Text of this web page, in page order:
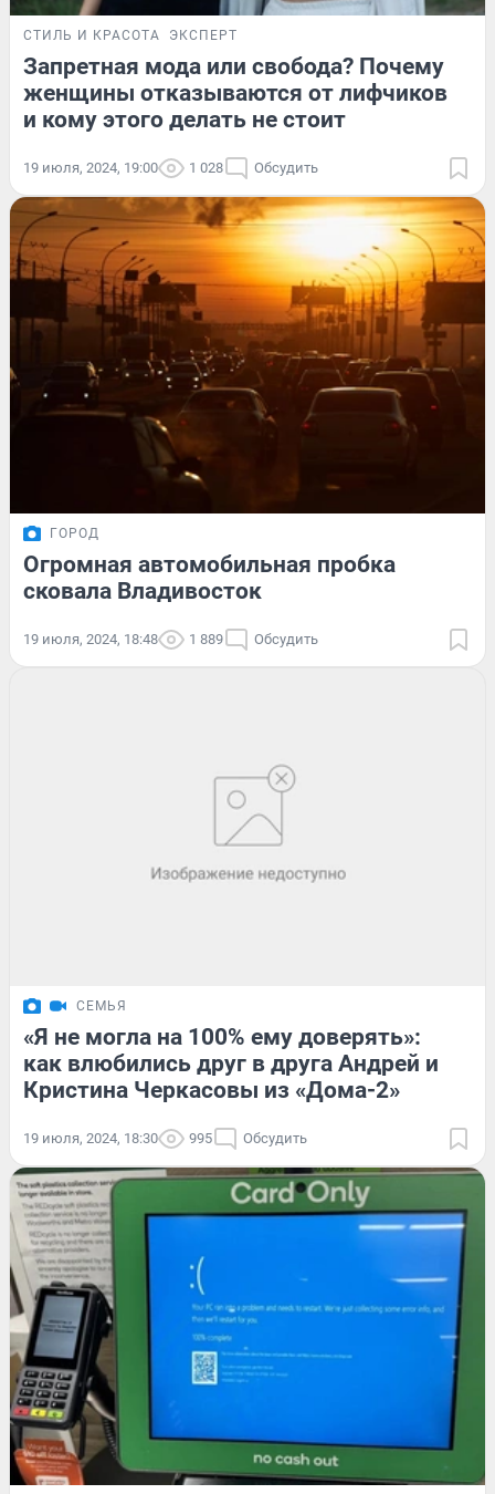
СТИЛЬ И КРАСОТА ЭКСПЕРТ
Запретная мода или свобода? Почему
женщины отказываются от лифчиков
и кому этого делать не стоит
19 июля, 2024, 19:00 1 028 Обсудить
ГОРОД
Огромная автомобильная пробка
сковала Владивосток
19 июля, 2024, 18:48 1 889 Обсудить
СЕМЬЯ
«Я не могла на 100% ему доверять»:
как влюбились друг в друга Андрей и
Кристина Черкасовы из «Дома-2»
19 июля, 2024, 18:30 995 Обсудить